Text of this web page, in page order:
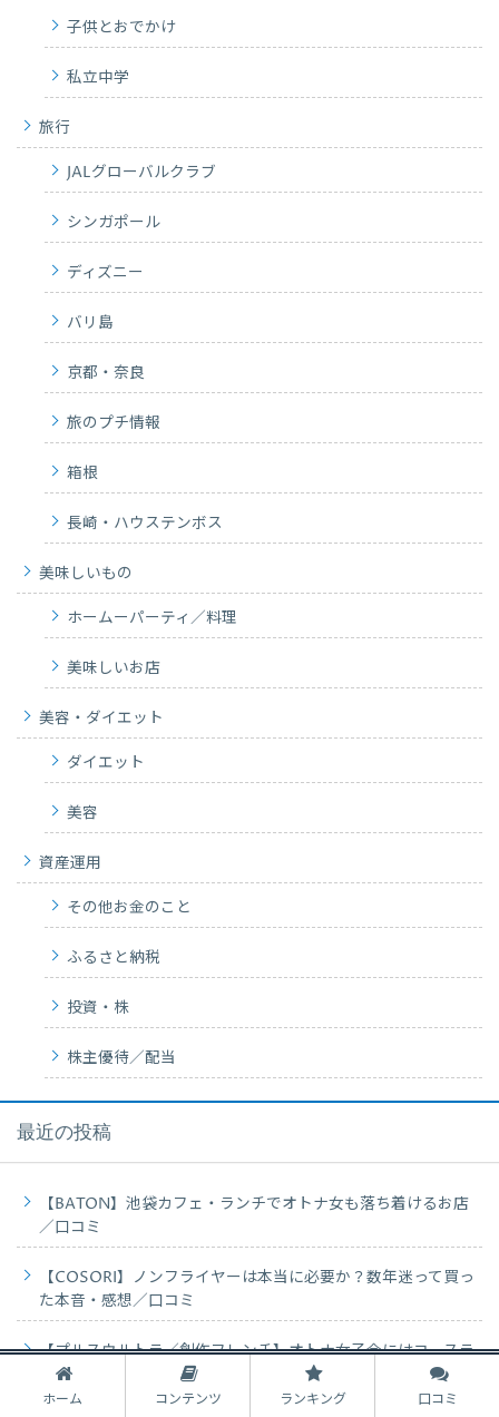
子供とおでかけ
私立中学
旅行
JALグローバルクラブ
シンガポール
ディズニー
バリ島
京都・奈良
旅のプチ情報
箱根
長崎・ハウステンボス
美味しいもの
ホームーパーティ／料理
美味しいお店
美容・ダイエット
ダイエット
美容
資産運用
その他お金のこと
ふるさと納税
投資・株
株主優待／配当
最近の投稿
【BATON】池袋カフェ・ランチでオトナ女も落ち着けるお店
／口コミ
【COSORI】ノンフライヤーは本当に必要か？数年迷って買っ
た本音・感想／口コミ
【プルスウルトラ／創作フレンチ】オトナ女子会にはコースラ
ンチ？ガレット？／口コミ
ホーム コンテンツ ランキング 口コミ